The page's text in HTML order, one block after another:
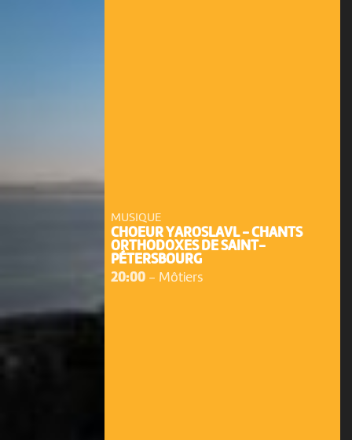
MUSIQUE
CHOEUR YAROSLAVL - CHANTS
ORTHODOXES DE SAINT-
PÉTERSBOURG
20:00- Môtiers